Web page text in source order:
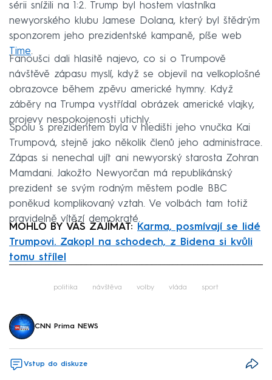
sérii snížili na 1:2. Trump byl hostem vlastníka
newyorského klubu Jamese Dolana, který byl štědrým
sponzorem jeho prezidentské kampaně, píše web
Time.
Fanoušci dali hlasitě najevo, co si o Trumpově
návštěvě zápasu myslí, když se objevil na velkoplošné
obrazovce během zpěvu americké hymny. Když
záběry na Trumpa vystřídal obrázek americké vlajky,
projevy nespokojenosti utichly.
Spolu s prezidentem byla v hledišti jeho vnučka Kai
Trumpová, stejně jako několik členů jeho administrace.
Zápas si nenechal ujít ani newyorský starosta Zohran
Mamdani. Jakožto Newyorčan má republikánský
prezident se svým rodným městem podle BBC
poněkud komplikovaný vztah. Ve volbách tam totiž
pravidelně vítězí demokraté.
MOHLO BY VÁS ZAJÍMAT:
Karma, posmívají se lidé
Trumpovi. Zakopl na schodech, z Bidena si kvůli
tomu střílel
politika návštěva volby vláda sport
CNN Prima NEWS
Vstup do diskuze